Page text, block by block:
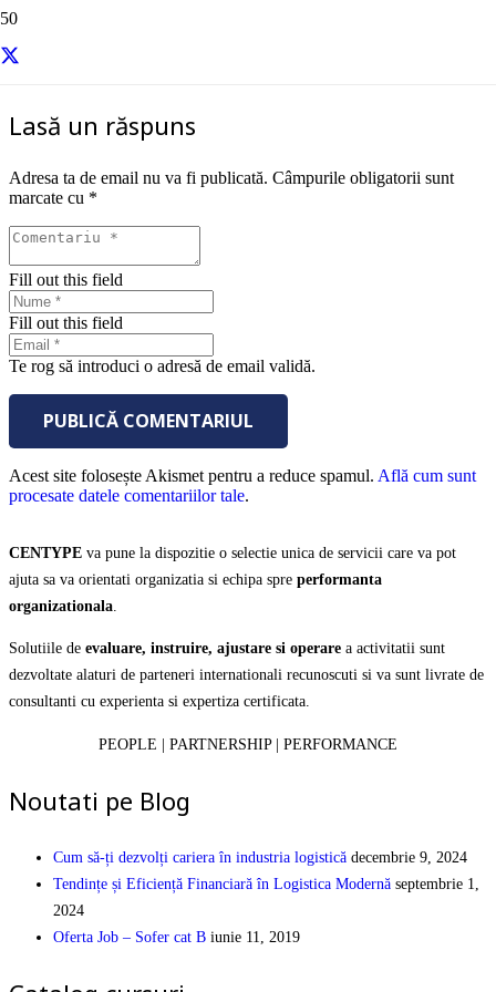
Lasă un răspuns
Adresa ta de email nu va fi publicată. Câmpurile obligatorii sunt
marcate cu *
Fill out this field
Fill out this field
Te rog să introduci o adresă de email validă.
PUBLICĂ COMENTARIUL
Acest site folosește Akismet pentru a reduce spamul. Află cum sunt
procesate datele comentariilor tale.
CENTYPE va pune la dispozitie o selectie unica de servicii care va pot
ajuta sa va orientati organizatia si echipa spre performanta
organizationala
Solutiile de evaluare, instruire, ajustare si operare a activitatii sunt
dezvoltate alaturi de parteneri internationali recunoscuti si va sunt livrate de
consultanti cu experienta si expertiza certificata.
PEOPLE | PARTNERSHIP | PERFORMANCE
Noutati pe Blog
Cum să-ți dezvolți cariera în industria logistică decembrie 9, 2024
Tendințe și Eficiență Financiară în Logistica Modernă septembrie 1,
2024
Oferta Job – Sofer cat B iunie 11, 2019